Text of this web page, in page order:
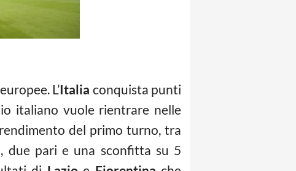
L’Italia conquista punti
italiano vuole rientrare nelle
del primo turno, tra
due pari e una sconfitta su 5